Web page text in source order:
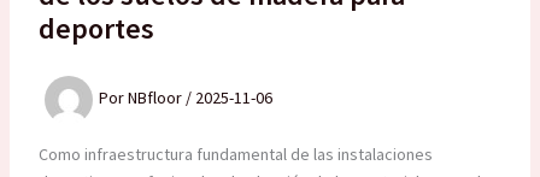
deportes
PorNBfloor / 2025-11-06
Como infraestructura fundamental de las instalaciones